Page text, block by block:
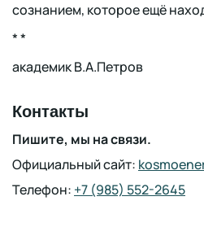
сознанием, которое ещё
* *
академик В.А.Петров
Контакты
Пишите, мы на связи.
Официальный сайт:
Телефон: +7 (985) 552-2645